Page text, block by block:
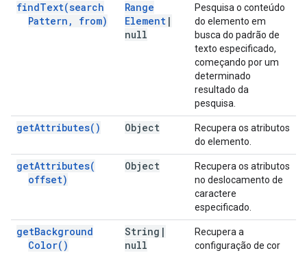
findText(search
Pattern , from)
Range
Element |
null
Pesquisa o conteúdo
do elemento em
busca do padrão de
texto especificado,
começando por um
determinado
resultado da
pesquisa.
getAttributes( ) Object
Recupera os atributos
do elemento.
getAttributes(
offset)
Object
Recupera os atributos
no deslocamento de
caractere
especificado.
getBackground
Color( )
String |
null
Recupera a
configuração de cor